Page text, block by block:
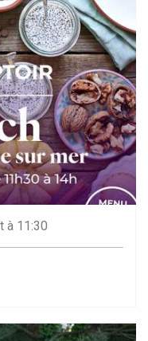
à 11:30